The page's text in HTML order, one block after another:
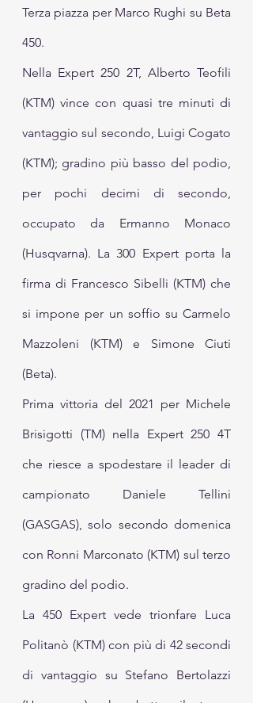
Terza piazza per Marco Rughi su Beta
450.
Nella Expert 250 2T, Alberto Teofili
(KTM) vince con quasi tre minuti di
vantaggio sul secondo, Luigi Cogato
(KTM); gradino più basso del podio,
per pochi decimi di secondo,
occupato da Ermanno Monaco
(Husqvarna). La 300 Expert porta la
firma di Francesco Sibelli (KTM) che
si impone per un soffio su Carmelo
Mazzoleni (KTM) e Simone Ciuti
(Beta).
Prima vittoria del 2021 per Michele
Brisigotti (TM) nella Expert 250 4T
che riesce a spodestare il leader di
campionato Daniele Tellini
(GASGAS), solo secondo domenica
con Ronni Marconato (KTM) sul terzo
gradino del podio.
La 450 Expert vede trionfare Luca
Politanò (KTM) con più di 42 secondi
di vantaggio su Stefano Bertolazzi